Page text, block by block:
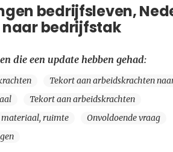
bedrijfsleven,
bedrijfstak
die een update hebben gehad:
Tekort aan arbeidskrachten
Tekort aan arbeidskrachten
materiaal, ruimte
Onvoldoende vraag